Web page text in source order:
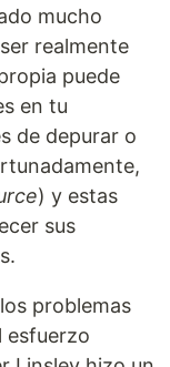
mucho
realmente
puede
en tu
de depurar o
) y estas
sus
problemas
esfuerzo